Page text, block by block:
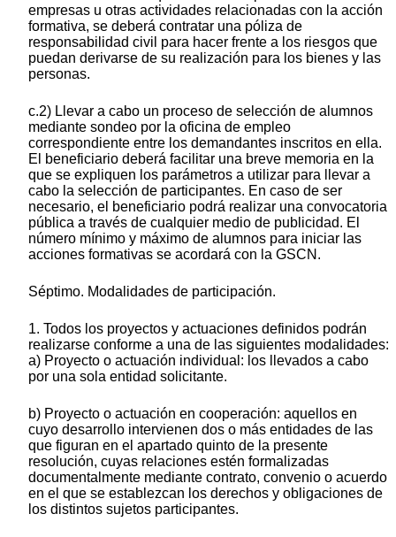
empresas u otras actividades relacionadas con la acción
formativa, se deberá contratar una póliza de
responsabilidad civil para hacer frente a los riesgos que
puedan derivarse de su realización para los bienes y las
personas.
c.2) Llevar a cabo un proceso de selección de alumnos
mediante sondeo por la oficina de empleo
correspondiente entre los demandantes inscritos en ella.
El beneficiario deberá facilitar una breve memoria en la
que se expliquen los parámetros a utilizar para llevar a
cabo la selección de participantes. En caso de ser
necesario, el beneficiario podrá realizar una convocatoria
pública a través de cualquier medio de publicidad. El
número mínimo y máximo de alumnos para iniciar las
acciones formativas se acordará con la GSCN.
Séptimo. Modalidades de participación.
1. Todos los proyectos y actuaciones definidos podrán
realizarse conforme a una de las siguientes modalidades:
a) Proyecto o actuación individual: los llevados a cabo
por una sola entidad solicitante.
b) Proyecto o actuación en cooperación: aquellos en
cuyo desarrollo intervienen dos o más entidades de las
que figuran en el apartado quinto de la presente
resolución, cuyas relaciones estén formalizadas
documentalmente mediante contrato, convenio o acuerdo
en el que se establezcan los derechos y obligaciones de
los distintos sujetos participantes.